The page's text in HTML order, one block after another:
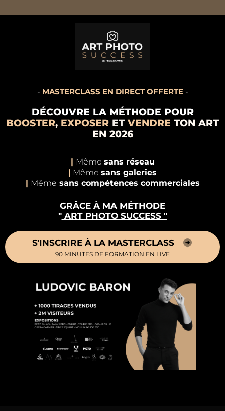
- MASTERCLASS EN DIRECT OFFERTE -
DÉCOUVRE LA MÉTHODE POUR
BOOSTER, EXPOSER ET VENDRE TON ART
EN 2026
| Même sans réseau
| Même sans galeries
| Même sans compétences commerciales
GRÂCE À MA MÉTHODE
"ART PHOTO SUCCESS "
S'INSCRIRE À LA MASTERCLASS
90 MINUTES DE FORMATION EN LIVE